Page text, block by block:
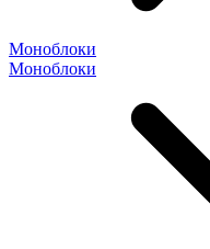
Моноблоки
Моноблоки